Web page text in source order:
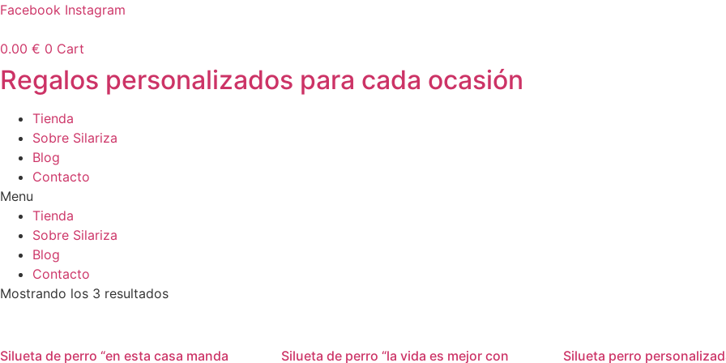
Ir
contenido
Facebook Instagram
0.00 € 0 Cart
Regalos personalizados para cada ocasión
Tienda
Sobre Silariza
Blog
Contacto
Menu
Tienda
Sobre Silariza
Blog
Contacto
Mostrando los 3 resultados
Silueta de perro “en esta casa manda Silueta de perro “la vida es mejor con Silueta perro